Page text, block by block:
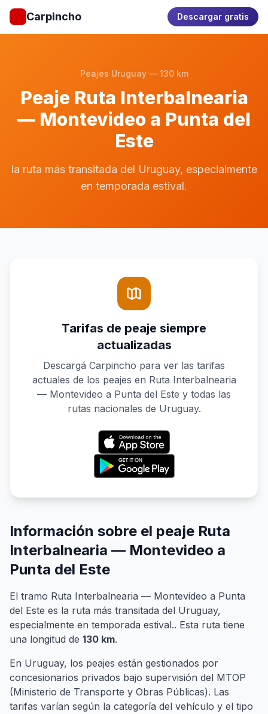
Carpincho Descargar gratis
Peajes Uruguay — 130 km
Peaje Ruta Interbalnearia
— Montevideo a Punta del
Este
la ruta más transitada del Uruguay, especialmente
en temporada estival.
Tarifas de peaje siempre
actualizadas
Descargá Carpincho para ver las tarifas
actuales de los peajes en Ruta Interbalnearia
— Montevideo a Punta del Este y todas las
rutas nacionales de Uruguay.
Información sobre el peaje Ruta
Interbalnearia — Montevideo a
Punta del Este
El tramo Ruta Interbalnearia — Montevideo a Punta
del Este es la ruta más transitada del Uruguay,
especialmente en temporada estival.. Esta ruta tiene
una longitud de 130 km.
En Uruguay, los peajes están gestionados por
concesionarios privados bajo supervisión del MTOP
(Ministerio de Transporte y Obras Públicas). Las
tarifas varían según la categoría del vehículo y el tipo